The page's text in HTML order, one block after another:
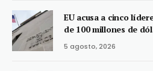
EU acusa a cinco
de 100 millones de
5 agosto, 2026